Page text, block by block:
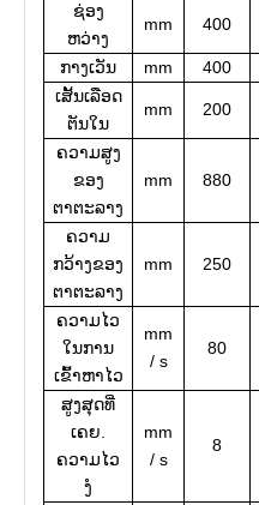
ຊ່ອງ
ຫວ່າງ
mm 400
ກາງເວັນ mm 400
ເສັ້ນເລືອດ
ຕັນໃນ
mm 200
ຄວາມສູງ
ຂອງ
ຕາຕະລາງ
mm 880
ຄວາມ
ກວ້າງຂອງ
ຕາຕະລາງ
mm 250
ຄວາມໄວ
ໃນການ
ເຂົ້າຫາໄວ
mm
/ s
80
ສູງສຸດທີ່
ເຄຍ.
ຄວາມໄວ
ງໍ
mm
/ s
8